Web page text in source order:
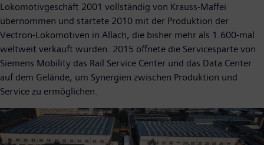
Lokomotivgeschäft 2001 vollständig von Krauss-Maffei
übernommen und startete 2010 mit der Produktion der
Vectron-Lokomotiven in Allach, die bisher mehr als 1.600-mal
weltweit verkauft wurden. 2015 öffnete die Servicesparte von
Siemens Mobility das Rail Service Center und das Data Center
auf dem Gelände, um Synergien zwischen Produktion und
Service zu ermöglichen.